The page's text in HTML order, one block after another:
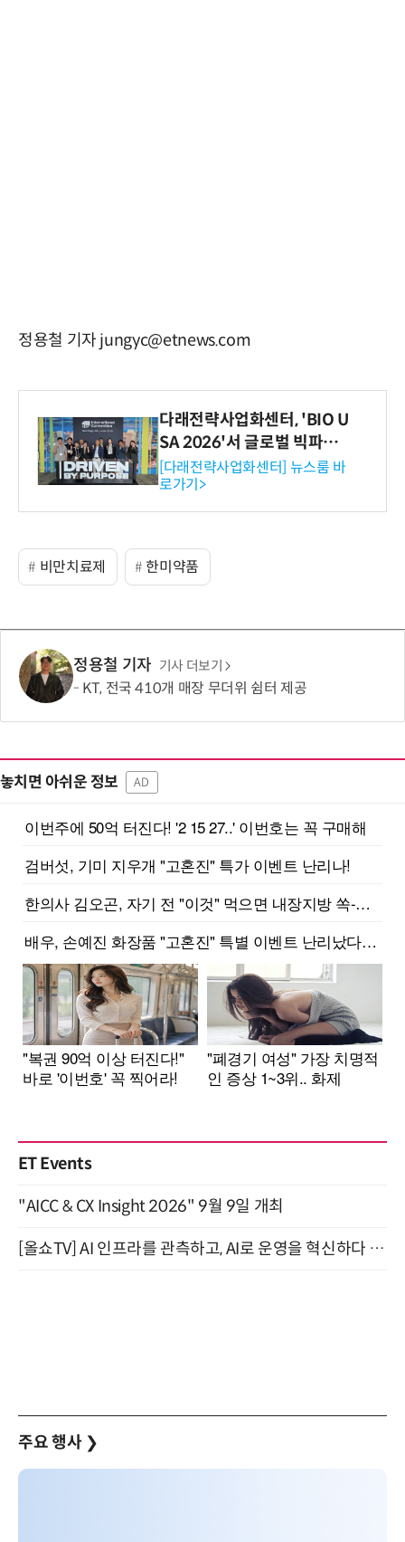
정용철 기자 jungyc@etnews.com
다래전략사업화센터, 'BIO U
SA 2026'서 글로벌 빅파마
와의 비즈니스 미팅 지원…K
-바이오 해외 진출 교두보 확
보
[다래전략사업화센터] 뉴스룸 바
로가기>
비만치료제 한미약품
정용철 기자 기사 더보기
KT, 전국 410개 매장 무더위 쉼터 제공
놓치면 아쉬운 정보 AD
ET Events
"AICC & CX Insight 2026" 9월 9일 개최
[올쇼TV] AI 인프라를 관측하고, AI로 운영을 혁신하다 (8월 11일 생방송)
주요 행사 ❯